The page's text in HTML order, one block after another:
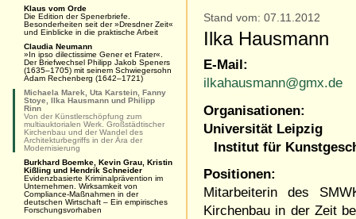
Stand vom: 07.11.2012
Ilka Hausmann
E-Mail:
ilkahausmann@gmx.de
Organisationen:
Universität Leipzig
Institut für
Positionen:
Mitarbeiterin des
Kirchenbau in der Zeit
Klaus vom Orde
Die Edition der Spenerbriefe.
Besonderheiten seit der »Dresdner Zeit«
und Einblicke in die praktische Arbeit
Claudia Neumann
»In ipso dilectissime Gener et Frater«.
Der Briefwechsel Philipp Jakob Speners
(1635–1705) mit seinem Schwiegersohn
Adam Rechenberg (1642–1721)
Michaela Marek, Uta Karstein, Fanny
Stoye, Ilka Hausmann und Philipp
Rinn
Von der Künstlerschöpfung zum
multiauktorialen Werk. Großstädtischer
Kirchenbau und der Wandel des
Architekturbegriffs in der Ära der
Modernisierung
Burkhard Boemke, Kevin Grau, Kristin
Kißling und Hendrik Schneider
Evidenzbasierte Kriminalprävention im
Unternehmen. Wirksamkeit von
Compliance-Maßnahmen in der
deutschen Wirtschaft – Ein empirisches
Forschungsvorhaben